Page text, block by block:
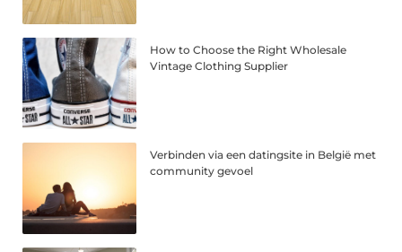
How to Choose the Right Wholesale
Vintage Clothing Supplier
Verbinden via een datingsite in België met
community gevoel